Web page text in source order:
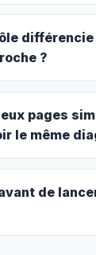
?
pages
le même
de